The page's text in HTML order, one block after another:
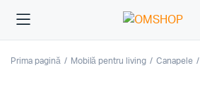
Prima pagină Mobilă pentru living Canapele